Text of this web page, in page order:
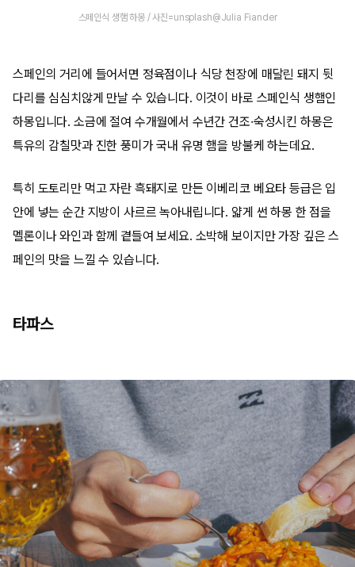
스페인식 생햄 하몽 / 사진=unsplash@Julia Fiander
스페인의 거리에 들어서면 정육점이나 식당 천장에 매달린 돼지 뒷
다리를 심심치않게 만날 수 있습니다. 이것이 바로 스페인식 생햄인
하몽입니다. 소금에 절여 수개월에서 수년간 건조·숙성시킨 하몽은
특유의 감칠맛과 진한 풍미가 국내 유명 햄을 방불케 하는데요.
특히 도토리만 먹고 자란 흑돼지로 만든 이베리코 베요타 등급은 입
안에 넣는 순간 지방이 사르르 녹아내립니다. 얇게 썬 하몽 한 점을
멜론이나 와인과 함께 곁들여 보세요. 소박해 보이지만 가장 깊은 스
페인의 맛을 느낄 수 있습니다.
타파스